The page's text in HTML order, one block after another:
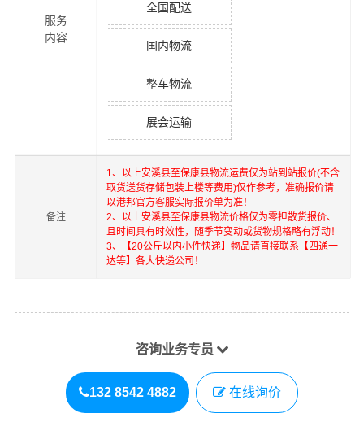
服务
内容
全国配送
国内物流
整车物流
展会运输
备注
1、以上安溪县至保康县物流运费仅为站到站报价(不含
取货送货存储包装上楼等费用)仅作参考，准确报价请
以港邦官方客服实际报价单为准！
2、以上安溪县至保康县物流价格仅为零担散货报价、
且时间具有时效性，随季节变动或货物规格略有浮动！
3、【20公斤以内小件快递】物品请直接联系【四通一
达等】各大快递公司！
咨询业务专员
132 8542 4882 在线询价